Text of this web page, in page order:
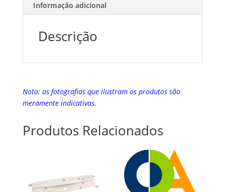
Informação adicional
Descrição
Nota: as fotografias que ilustram os produtos são
meramente indicativas.
Produtos Relacionados